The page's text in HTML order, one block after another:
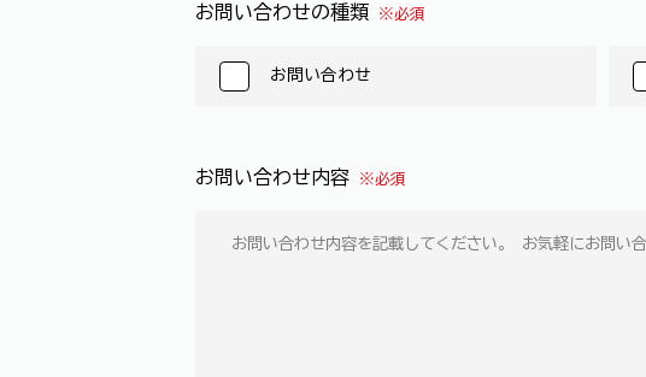
お問い合わせの種類 ※必須
お問い合わせ
お問い合わせ内容 ※必須